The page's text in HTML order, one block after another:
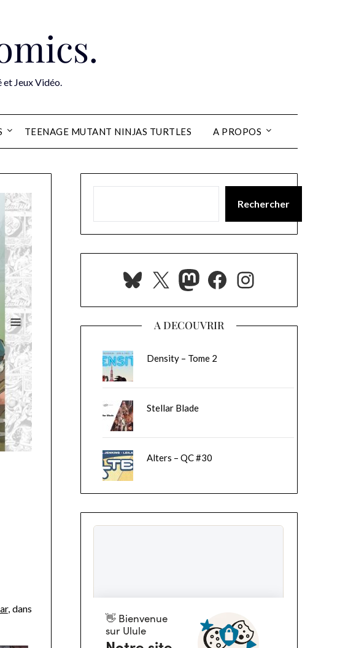
Jeux Vidéo.
TEENAGE MUTANT NINJAS TURTLES A PROPOS
, dans
Rechercher
Bluesky
X Mastodon
Facebook
Instagram
A DECOUVRIR
Density – Tome 2
Stellar Blade
Alters – QC #30